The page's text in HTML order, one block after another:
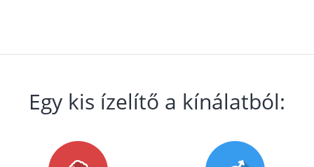
Egy kis ízelítő a kínálatból: